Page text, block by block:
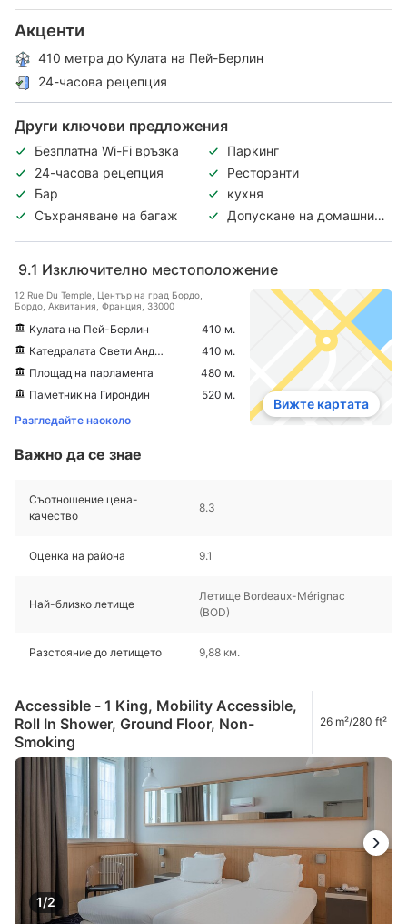
Акценти
410 метра до Кулата на Пей-Берлин
24-часова рецепция
Други ключови предложения
Безплатна Wi-Fi връзка
Паркинг
24-часова рецепция
Ресторанти
Бар
кухня
Съхраняване на багаж
Допускане на домашни
9.1 Изключително местоположение
12 Rue Du Temple, Център на град Бордо,
Бордо, Аквитания, Франция, 33000
Кулата на Пей-Берлин
410 м.
Катедралата Свети Андре (Катедрала Сен-Андре)
410 м.
Площад на парламента
480 м.
Паметник на Гирондин
520 м.
Разгледайте наоколо
Вижте картата
Важно да се знае
Съотношение цена-
качество
8.3
Оценка на района 9.1
Най-близко летище
Летище Bordeaux-Mérignac
(BOD)
Разстояние до летището 9,88 км.
Accessible - 1 King, Mobility Accessible,
Roll In Shower, Ground Floor, Non-
Smoking
26 m²/280 ft²
1/2